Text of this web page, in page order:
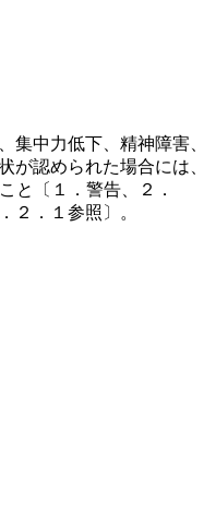
中力低下、精神障害、
認められた場合には、
と〔１．警告、２．
２．１参照〕。